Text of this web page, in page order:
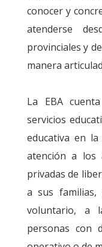
conocer y
atenderse
provinciales y
manera
La EBA
servicios
educativa en
atención a los
privadas de
a sus
voluntario, a
personas con